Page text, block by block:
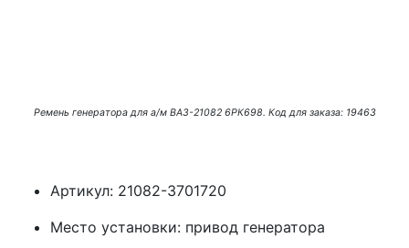
Ремень генератора для а/м ВАЗ-21082 6РК698. Код для заказа: 19463
Артикул: 21082-3701720
Место установки: привод генератора